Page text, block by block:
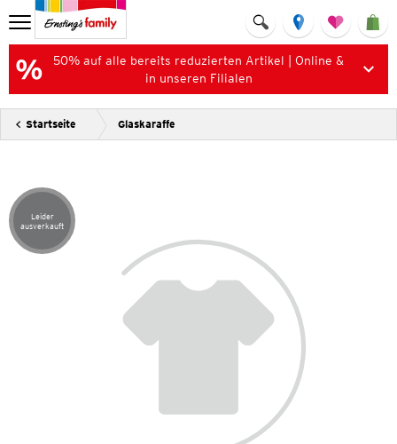
50% auf alle bereits reduzierten Artikel | Online &
in unseren Filialen
Startseite Glaskaraffe
Artikel leider ausverkauft
Leider
ausverkauft